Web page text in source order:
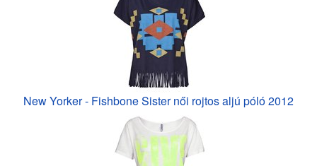
New Yorker - Fishbone Sister női rojtos aljú póló 2012